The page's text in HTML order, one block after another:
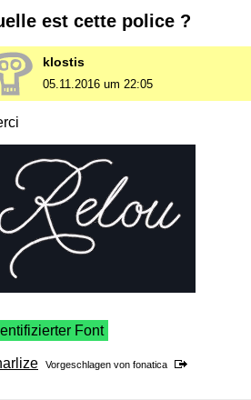
est cette police ?
klostis
05.11.2016 um 22:05
Font
Vorgeschlagen von fonatica